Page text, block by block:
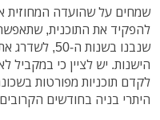
שמחים על שהועדה המחוזית
להפקיד את התוכנית,
שנבנו בשנות
הישנות. יש לציין כי במקביל
לקדם תוכניות מפורטות
היתרי בניה בחודשים